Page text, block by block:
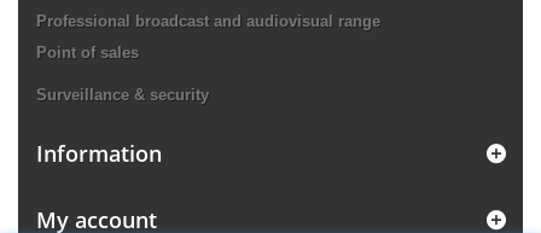
Professional broadcast and audiovisual range
Point of sales
Surveillance & security
Information
My account